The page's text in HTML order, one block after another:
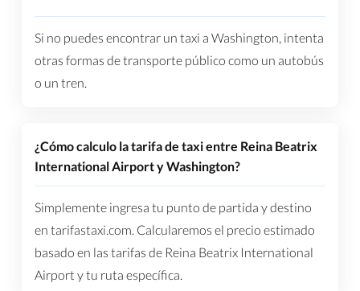
Si no puedes encontrar un taxi a Washington, intenta
otras formas de transporte público como un autobús
o un tren.
¿Cómo calculo la tarifa de taxi entre Reina Beatrix
International Airport y Washington?
Simplemente ingresa tu punto de partida y destino
en tarifastaxi.com. Calcularemos el precio estimado
basado en las tarifas de Reina Beatrix International
Airport y tu ruta específica.